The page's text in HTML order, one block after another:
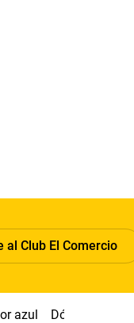
al Club El Comercio
azul Dólar